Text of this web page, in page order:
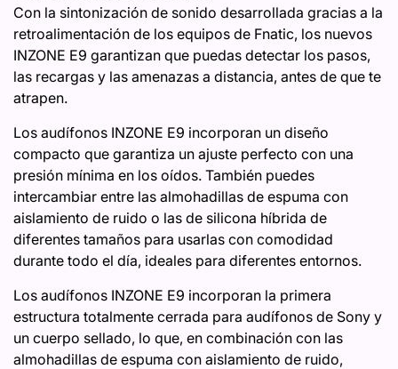
Con la sintonización de sonido desarrollada gracias a la
retroalimentación de los equipos de Fnatic, los nuevos
INZONE E9 garantizan que puedas detectar los pasos,
las recargas y las amenazas a distancia, antes de que te
atrapen.
Los audífonos INZONE E9 incorporan un diseño
compacto que garantiza un ajuste perfecto con una
presión mínima en los oídos. También puedes
intercambiar entre las almohadillas de espuma con
aislamiento de ruido o las de silicona híbrida de
diferentes tamaños para usarlas con comodidad
durante todo el día, ideales para diferentes entornos.
Los audífonos INZONE E9 incorporan la primera
estructura totalmente cerrada para audífonos de Sony y
un cuerpo sellado, lo que, en combinación con las
almohadillas de espuma con aislamiento de ruido,